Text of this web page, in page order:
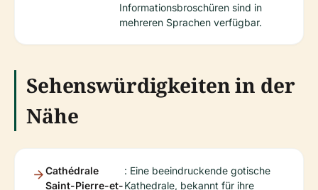
Informationsbroschüren sind in
mehreren Sprachen verfügbar.
Sehenswürdigkeiten in der
Nähe
Cathédrale
Saint-Pierre-et-
: Eine beeindruckende gotische
Kathedrale, bekannt für ihre